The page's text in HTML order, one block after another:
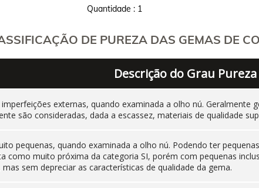
Quantidade : 1
DE PUREZA DAS GEMAS DE
Descrição do Grau Pureza
externas, quando examinada a olho nú. Geralmente
são consideradas, dada a escassez, materiais de qualidade
pequenas, quando examinada a olho nú. Podendo ter
como muito próxima da categoria SI, porém com pequenas
sem depreciar as características de qualidade da gema.